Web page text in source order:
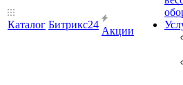
Каталог Битрикс24
Акции